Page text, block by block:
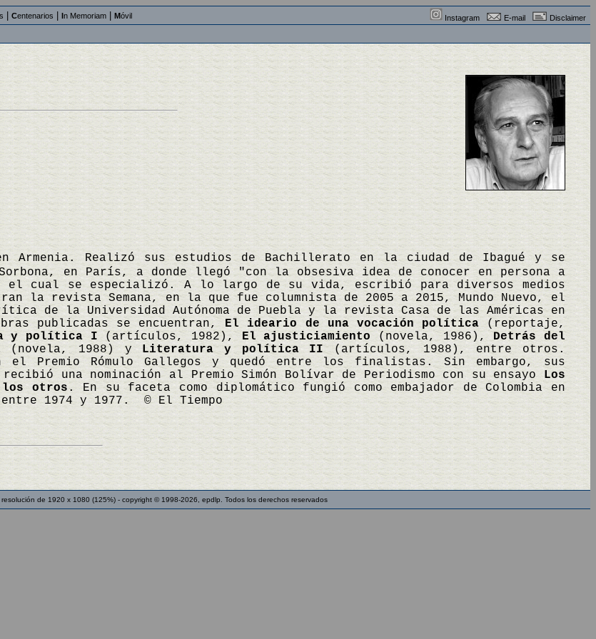
Centenarios In Memoriam Móvil Instagram E-mail Disclaimer
Armenia. Realizó sus estudios de Bachillerato en la ciudad de Ibagué y se
en París, a donde llegó "con la obsesiva idea de conocer en persona a
cual se especializó. A lo largo de su vida, escribió para diversos medios
la revista Semana, en la que fue columnista de 2005 a 2015, Mundo Nuevo, el
de la Universidad Autónoma de Puebla y la revista Casa de las Américas en
publicadas se encuentran, El ideario de una vocación política(reportaje,
y política I (artículos, 1982), El ajusticiamiento (novela, 1986),Detrás del
(novela, 1988) y Literatura y política II(artículos, 1988), entre otros.
el Premio Rómulo Gallegos y quedó entre los finalistas. Sin embargo, sus
una nominación al Premio Simón Bolívar de Periodismo con su ensayo Los
otros. En su faceta como diplomático fungió como embajador de Colombia en
1974 y 1977. © El Tiempo
de 1920 x 1080 (125%) - copyright © 1998-2026, epdlp. Todos los derechos reservados